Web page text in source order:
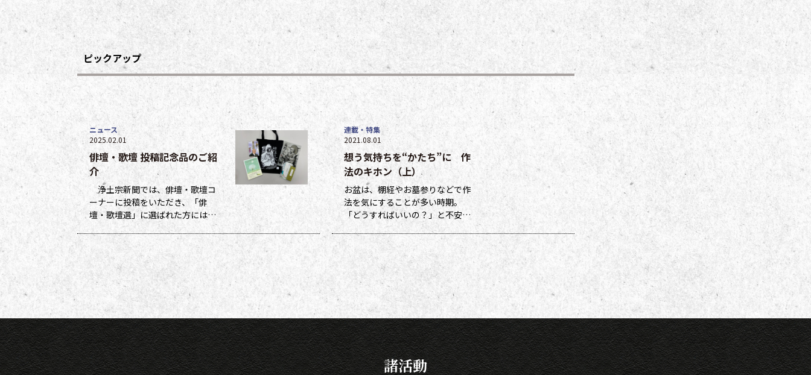
ピックアップ
俳壇・歌壇 投稿記念品のご紹
介
浄土宗新聞では、俳壇・歌壇コ
ーナーに投稿をいただき、「俳
壇・歌壇選」に選ばれた方には５
ポイント、他掲載になった方には
１ポイントを贈呈しています。ポ
イントは貯まった数に応じて、浄
土宗新聞オリジナルグッズなどの
景品と交換できます（交換・発送
は下記一覧表通知のタイミングに
なります）。 ポイント保有者の
方には、半年に一度、ポイント数
とともに記念品一覧表を送付いた
し
ニュース
2025.02.01
想う気持ちを“かたち”に 作
法のキホン（上）
お盆は、棚経やお墓参りなどで作
法を気にすることが多い時期。
「どうすればいいの？」と不安に
なる方も多いのではないでしょう
か。作法ばかり気にしていては、
ご先祖さまやご本尊さまとしっか
りと向き合えません。今号から２
回にわたって紹介する浄土宗の作
法の基本をおさえ、大切な方と向
き合い、よりよい時間を過ごしま
しょう。 袈裟のつけ方 お参りや法
要の時に、ぜひ身に着けていた
連載・特集
2021.08.01
諸活動